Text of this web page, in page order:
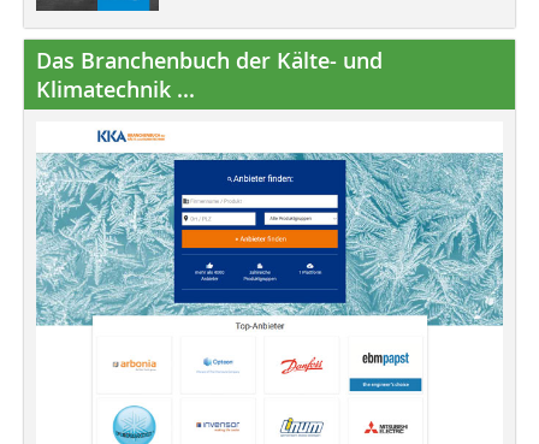
Das Branchenbuch der Kälte- und
Klimatechnik ...